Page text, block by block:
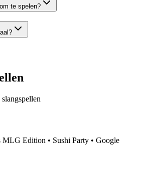
te spelen?
MLG Edition • Sushi Party • Google